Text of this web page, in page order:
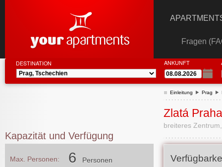
Fragen
DESTINATION ANKUNFT
Einleitung Prag
Zlatá
breiteres
Kapazität und Verfügung
Max. Personen: 6 Personen